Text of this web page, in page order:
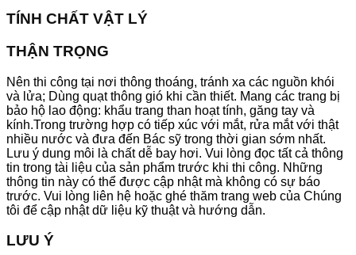
TÍNH CHẤT VẬT LÝ
THẬN TRỌNG
Nên thi công tại nơi thông thoáng, tránh xa các nguồn khói
và lửa; Dùng quạt thông gió khi cần thiết. Mang các trang bị
bảo hộ lao động: khẩu trang than hoạt tính, găng tay và
kính.Trong trường hợp có tiếp xúc với mắt, rửa mắt với thật
nhiều nước và đưa đến Bác sỹ trong thời gian sớm nhất.
Lưu ý dung môi là chất dễ bay hơi. Vui lòng đọc tất cả thông
tin trong tài liệu của sản phẩm trước khi thi công. Những
thông tin này có thể được cập nhật mà không có sự báo
trước. Vui lòng liên hệ hoặc ghé thăm trang web của Chúng
tôi để cập nhật dữ liệu kỹ thuật và hướng dẫn.
LƯU Ý